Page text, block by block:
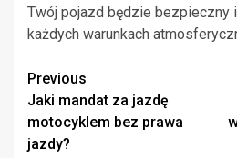
Twój pojazd będzie bezpieczny
każdych warunkach
Continue
Reading
Previous
Jaki mandat za jazdę
motocyklem bez prawa
jazdy?